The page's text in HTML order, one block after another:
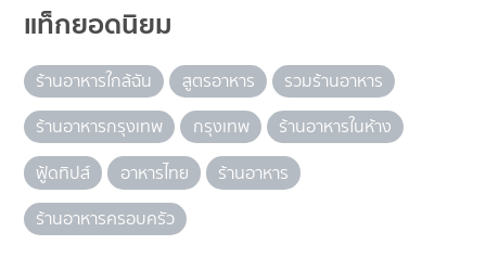
แท็กยอดนิยม
ร้านอาหารใกล้ฉัน สูตรอาหาร
รวมร้านอาหาร
ร้านอาหารกรุงเทพ
กรุงเทพ
ร้านอาหารในห้าง
ฟู้ดทิปส์
อาหารไทย
ร้านอาหาร
ร้านอาหารครอบครัว